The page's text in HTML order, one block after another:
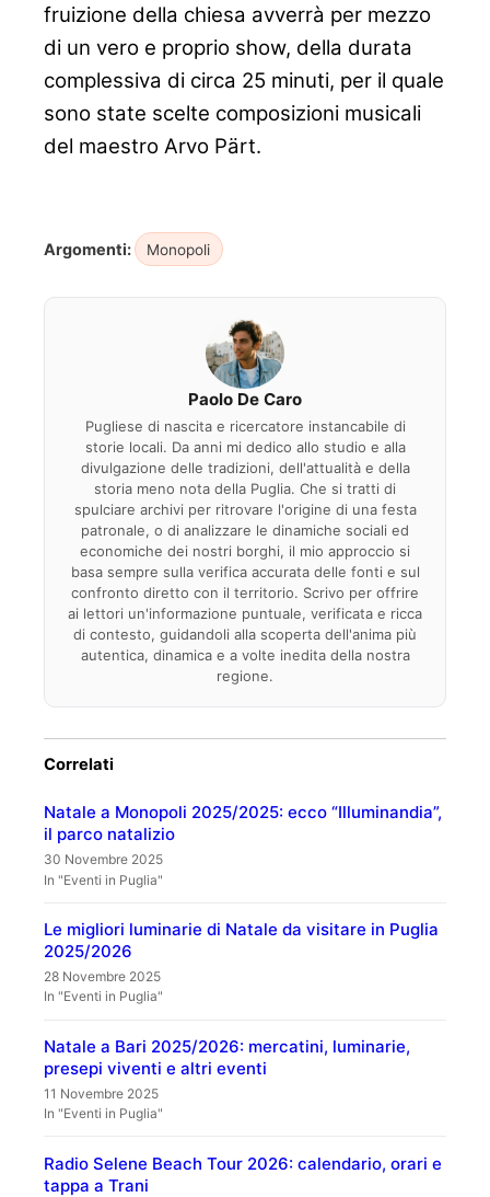
fruizione della chiesa avverrà per mezzo
di un vero e proprio show, della durata
complessiva di circa 25 minuti, per il quale
sono state scelte composizioni musicali
del maestro Arvo Pärt.
Argomenti: Monopoli
Paolo De Caro
Pugliese di nascita e ricercatore instancabile di
storie locali. Da anni mi dedico allo studio e alla
divulgazione delle tradizioni, dell'attualità e della
storia meno nota della Puglia. Che si tratti di
spulciare archivi per ritrovare l'origine di una festa
patronale, o di analizzare le dinamiche sociali ed
economiche dei nostri borghi, il mio approccio si
basa sempre sulla verifica accurata delle fonti e sul
confronto diretto con il territorio. Scrivo per offrire
ai lettori un'informazione puntuale, verificata e ricca
di contesto, guidandoli alla scoperta dell'anima più
autentica, dinamica e a volte inedita della nostra
regione.
Correlati
Natale a Monopoli 2025/2025: ecco “Illuminandia”,
il parco natalizio
30 Novembre 2025
In "Eventi in Puglia"
Le migliori luminarie di Natale da visitare in Puglia
2025/2026
28 Novembre 2025
In "Eventi in Puglia"
Natale a Bari 2025/2026: mercatini, luminarie,
presepi viventi e altri eventi
11 Novembre 2025
In "Eventi in Puglia"
Radio Selene Beach Tour 2026: calendario, orari e
tappa a Trani